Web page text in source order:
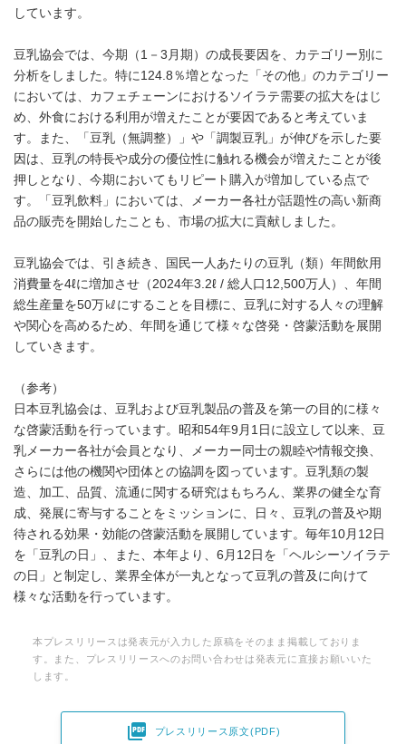
しています。
豆乳協会では、今期（1－3月期）の成長要因を、カテゴリー別に
分析をしました。特に124.8％増となった「その他」のカテゴリー
においては、カフェチェーンにおけるソイラテ需要の拡大をはじ
め、外食における利用が増えたことが要因であると考えていま
す。また、「豆乳（無調整）」や「調製豆乳」が伸びを示した要
因は、豆乳の特長や成分の優位性に触れる機会が増えたことが後
押しとなり、今期においてもリピート購入が増加している点で
す。「豆乳飲料」においては、メーカー各社が話題性の高い新商
品の販売を開始したことも、市場の拡大に貢献しました。
豆乳協会では、引き続き、国民一人あたりの豆乳（類）年間飲用
消費量を4ℓに増加させ（2024年3.2ℓ / 総人口12,500万人）、年間
総生産量を50万㎘にすることを目標に、豆乳に対する人々の理解
や関心を高めるため、年間を通じて様々な啓発・啓蒙活動を展開
していきます。
（参考）
日本豆乳協会は、豆乳および豆乳製品の普及を第一の目的に様々
な啓蒙活動を行っています。昭和54年9月1日に設立して以来、豆
乳メーカー各社が会員となり、メーカー同士の親睦や情報交換、
さらには他の機関や団体との協調を図っています。豆乳類の製
造、加工、品質、流通に関する研究はもちろん、業界の健全な育
成、発展に寄与することをミッションに、日々、豆乳の普及や期
待される効果・効能の啓蒙活動を展開しています。毎年10月12日
を「豆乳の日」、また、本年より、6月12日を「ヘルシーソイラテ
の日」と制定し、業界全体が一丸となって豆乳の普及に向けて
様々な活動を行っています。
本プレスリリースは発表元が入力した原稿をそのまま掲載しておりま
す。また、プレスリリースへのお問い合わせは発表元に直接お願いいた
します。
 プレスリリース原文(PDF)